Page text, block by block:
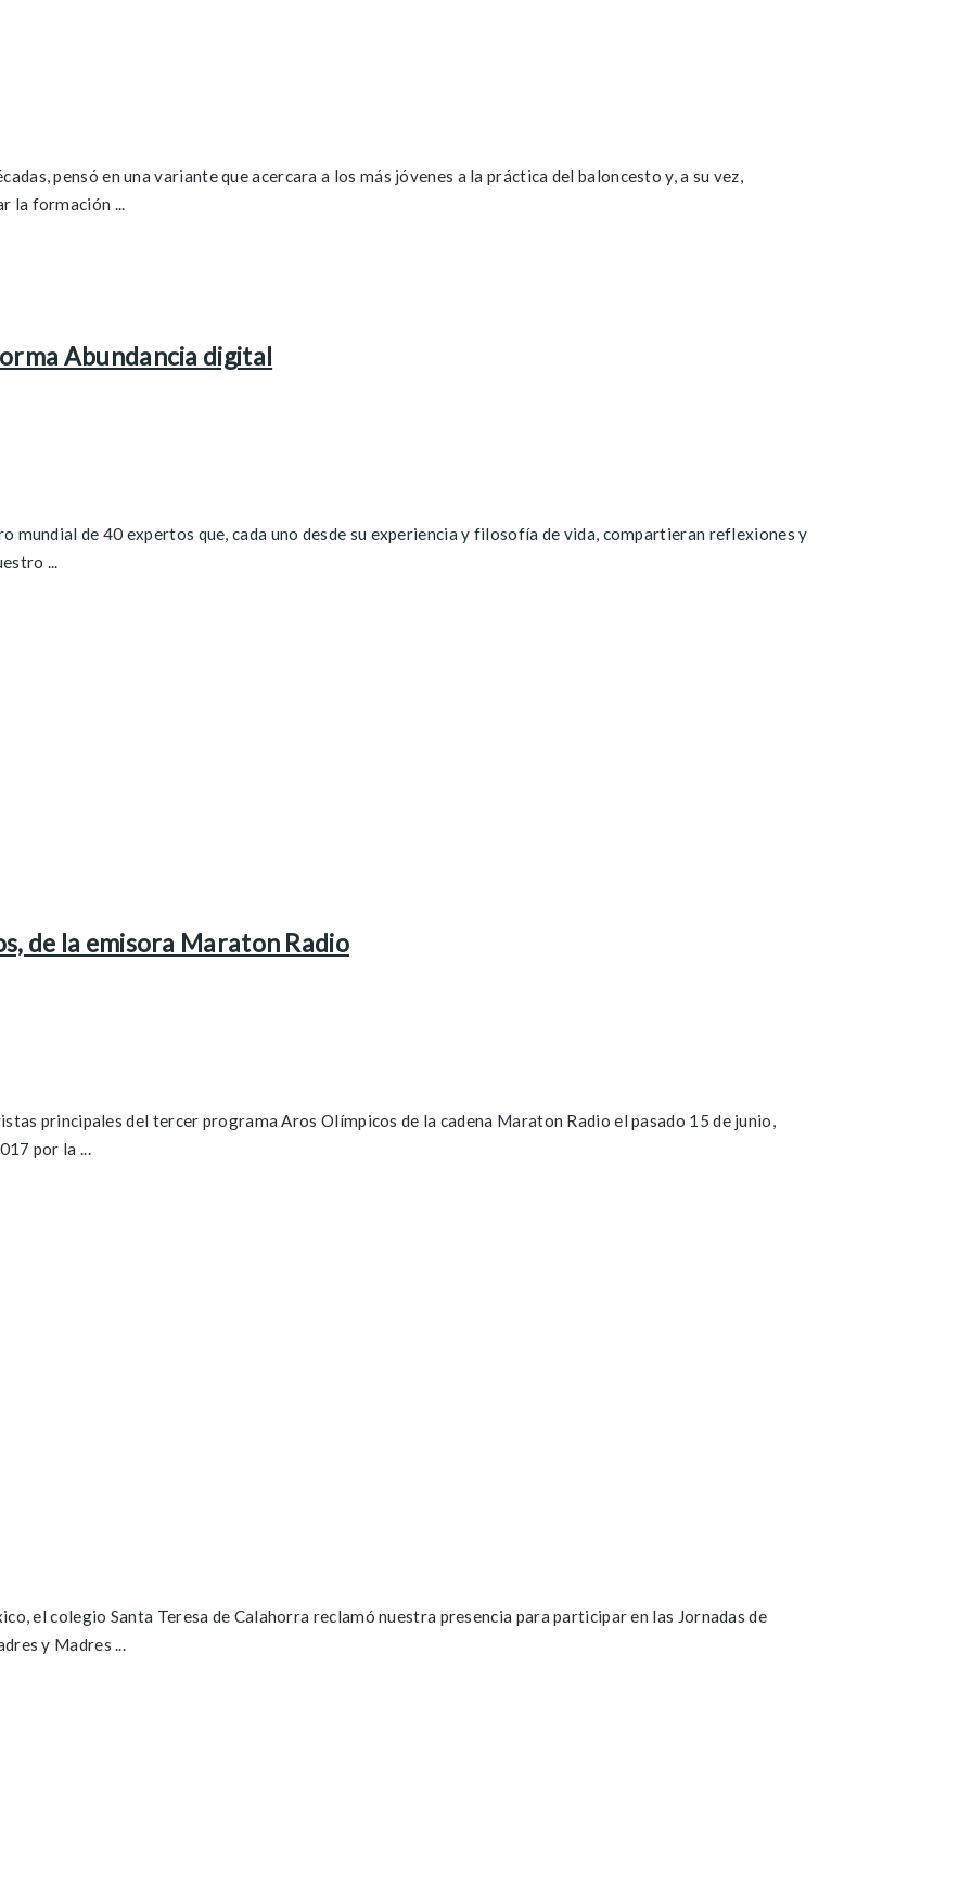
pensó en una variante que acercara a los más jóvenes a la práctica del baloncesto y, a su vez,
la formación ...
Abundancia digital
mundial de 40 expertos que, cada uno desde su experiencia y filosofía de vida, compartieran reflexiones y
...
de la emisora Maraton Radio
principales del tercer programa Aros Olímpicos de la cadena Maraton Radio el pasado 15 de junio,
por la ...
el colegio Santa Teresa de Calahorra reclamó nuestra presencia para participar en las Jornadas de
y Madres ...